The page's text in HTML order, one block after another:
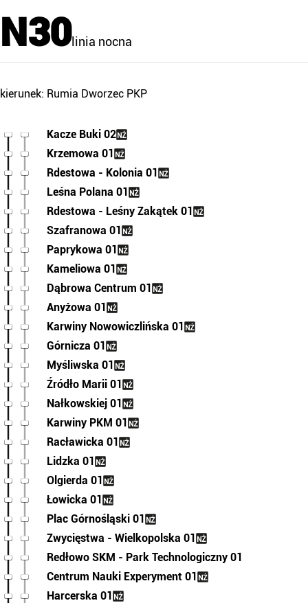
N30linia nocna
kierunek: Rumia Dworzec PKP
Kacze Buki 02
Krzemowa 01
Rdestowa - Kolonia 01
Leśna Polana 01
Rdestowa - Leśny Zakątek 01
Szafranowa 01
Paprykowa 01
Kameliowa 01
Dąbrowa Centrum 01
Anyżowa 01
Karwiny Nowowiczlińska 01
Górnicza 01
Myśliwska 01
Źródło Marii 01
Nałkowskiej 01
Karwiny PKM 01
Racławicka 01
Lidzka 01
Olgierda 01
Łowicka 01
Plac Górnośląski 01
Zwycięstwa - Wielkopolska 01
Redłowo SKM - Park Technologiczny 01
Centrum Nauki Experyment 01
Harcerska 01